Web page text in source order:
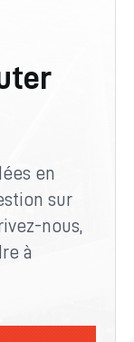
en
sur
nous,
à